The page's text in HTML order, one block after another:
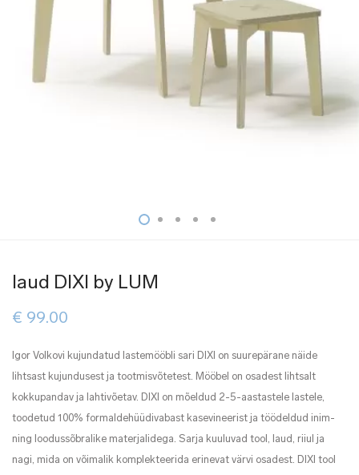
laud DIXI by LUM
€ 99.00
Igor Volkovi kujundatud lastemööbli sari DIXI on suurepärane näide
lihtsast kujundusest ja tootmisvõtetest. Mööbel on osadest lihtsalt
kokkupandav ja lahtivõetav. DIXI on mõeldud 2-5-aastastele lastele,
toodetud 100% formaldehüüdivabast kasevineerist ja töödeldud inim-
ning loodussõbralike materjalidega. Sarja kuuluvad tool, laud, riiul ja
nagi, mida on võimalik komplekteerida erinevat värvi osadest. DIXI tool